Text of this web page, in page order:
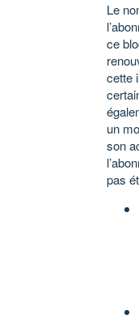
Le
ce
cette
un
son
pas